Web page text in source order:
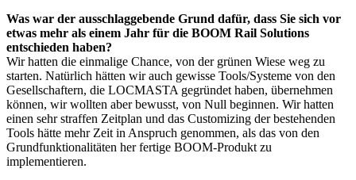
Was war der ausschlaggebende Grund dafür, dass Sie sich vor
etwas mehr als einem Jahr für die BOOM Rail Solutions
entschieden haben?
Wir hatten die einmalige Chance, von der grünen Wiese weg zu
starten. Natürlich hätten wir auch gewisse Tools/Systeme von den
Gesellschaftern, die LOCMASTA gegründet haben, übernehmen
können, wir wollten aber bewusst, von Null beginnen. Wir hatten
einen sehr straffen Zeitplan und das Customizing der bestehenden
Tools hätte mehr Zeit in Anspruch genommen, als das von den
Grundfunktionalitäten her fertige BOOM-Produkt zu
implementieren.